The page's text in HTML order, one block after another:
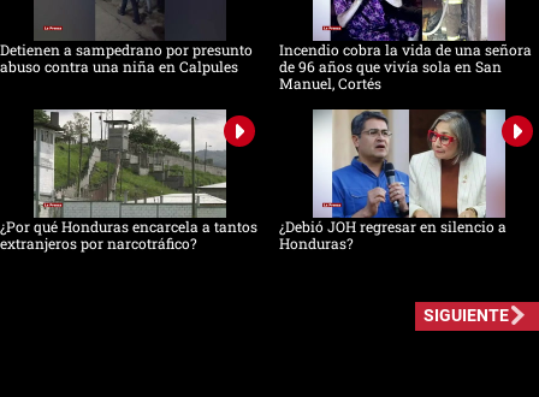
Detienen a sampedrano por presunto
abuso contra una niña en Calpules
Incendio cobra la vida de una señora
de 96 años que vivía sola en San
Manuel, Cortés
¿Por qué Honduras encarcela a tantos
extranjeros por narcotráfico?
¿Debió JOH regresar en silencio a
Honduras?
SIGUIENTE